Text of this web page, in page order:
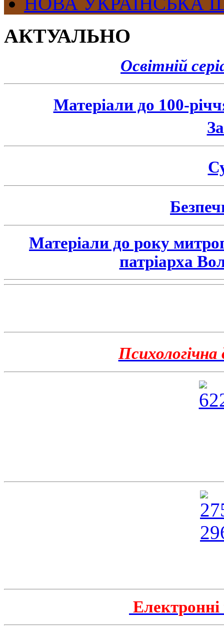
АКТУАЛЬНО
Освітній
Матеріали до 100-
Матеріали до року
патріарха
Психологічна
Електронні